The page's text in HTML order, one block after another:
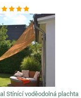
Stínící voděodolná plachta